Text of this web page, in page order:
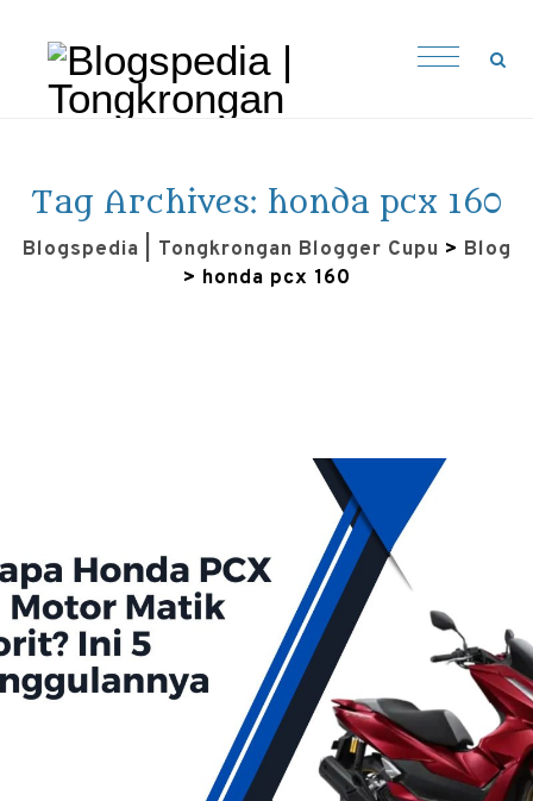
Tag Archives: honda pcx 160
Blogspedia | Tongkrongan Blogger Cupu > Blog
> honda pcx 160